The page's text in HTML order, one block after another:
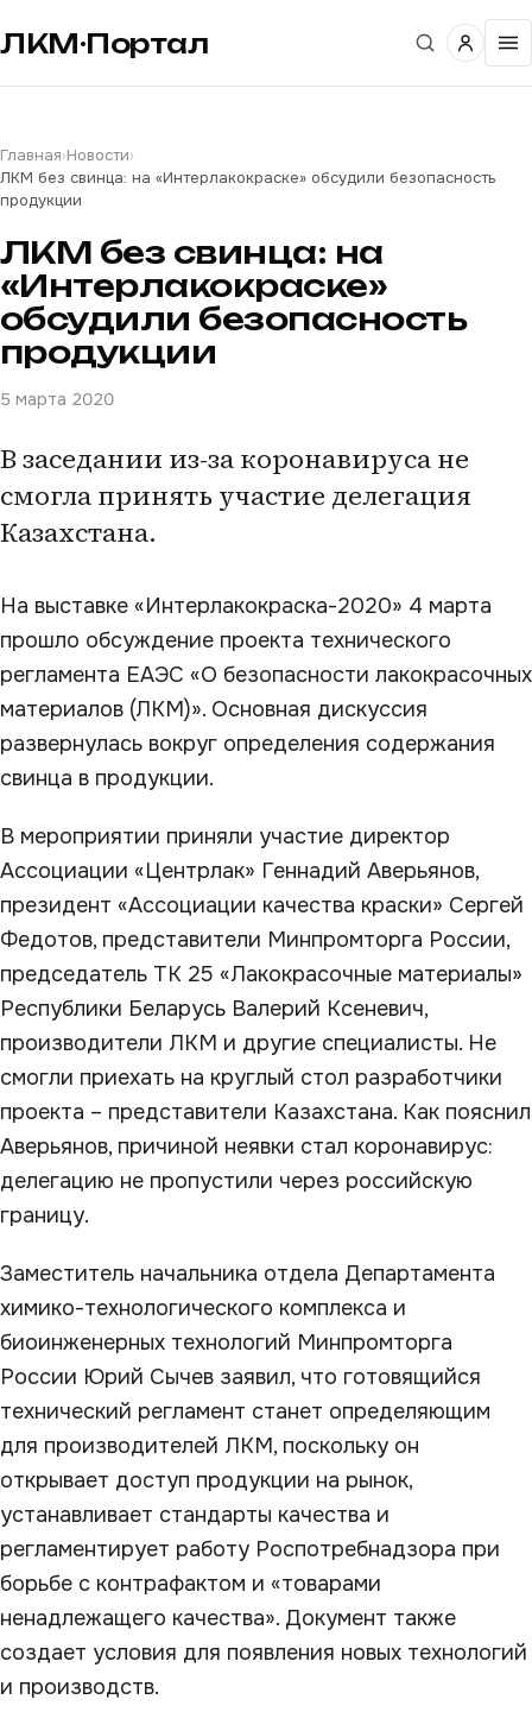
ЛКМ·Портал
Главная›Новости›
ЛКМ без свинца: на «Интерлакокраске» обсудили безопасность
продукции
ЛКМ без свинца: на
«Интерлакокраске»
обсудили безопасность
продукции
5 марта 2020
В заседании из-за коронавируса не
смогла принять участие делегация
Казахстана.
На выставке «Интерлакокраска-2020» 4 марта
прошло обсуждение проекта технического
регламента ЕАЭС «О безопасности лакокрасочных
материалов (ЛКМ)». Основная дискуссия
развернулась вокруг определения содержания
свинца в продукции.
В мероприятии приняли участие директор
Ассоциации «Центрлак» Геннадий Аверьянов,
президент «Ассоциации качества краски» Сергей
Федотов, представители Минпромторга России,
председатель ТК 25 «Лакокрасочные материалы»
Республики Беларусь Валерий Ксеневич,
производители ЛКМ и другие специалисты. Не
смогли приехать на круглый стол разработчики
проекта – представители Казахстана. Как пояснил
Аверьянов, причиной неявки стал коронавирус:
делегацию не пропустили через российскую
границу.
Заместитель начальника отдела Департамента
химико-технологического комплекса и
биоинженерных технологий Минпромторга
России Юрий Сычев заявил, что готовящийся
технический регламент станет определяющим
для производителей ЛКМ, поскольку он
открывает доступ продукции на рынок,
устанавливает стандарты качества и
регламентирует работу Роспотребнадзора при
борьбе с контрафактом и «товарами
ненадлежащего качества». Документ также
создает условия для появления новых технологий
и производств.